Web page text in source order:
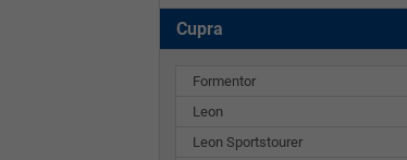
Cupra
Formentor
Leon
Leon Sportstourer